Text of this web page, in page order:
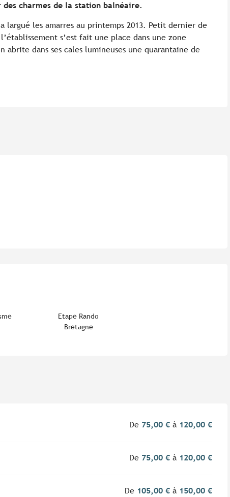
charmes de la station balnéaire.
les amarres au printemps 2013. Petit dernier de
s’est fait une place dans une zone
dans ses cales lumineuses une quarantaine de
Etape Rando
Bretagne
De 75,00 € à 120,00 €
De 75,00 € à 120,00 €
De 105,00 € à 150,00 €